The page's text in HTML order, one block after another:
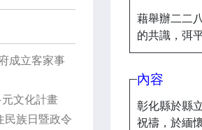
成立客家事
文化計畫
民族日暨政令
藉舉辦二二
的共識，弭
內容
彰化縣於縣
祝禱，於緬